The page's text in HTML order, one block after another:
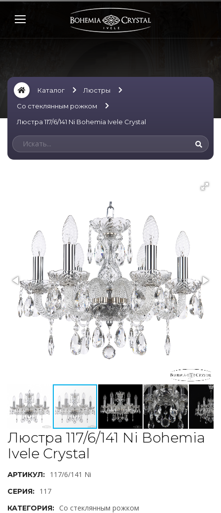
Каталог
Люстры
Со стеклянным рожком
Люстра 117/6/141 Ni Bohemia Ivele Crystal
Люстра 117/6/141 Ni Bohemia
Ivele Crystal
АРТИКУЛ: 117/6/141 Ni
СЕРИЯ: 117
КАТЕГОРИЯ: Со стеклянным рожком